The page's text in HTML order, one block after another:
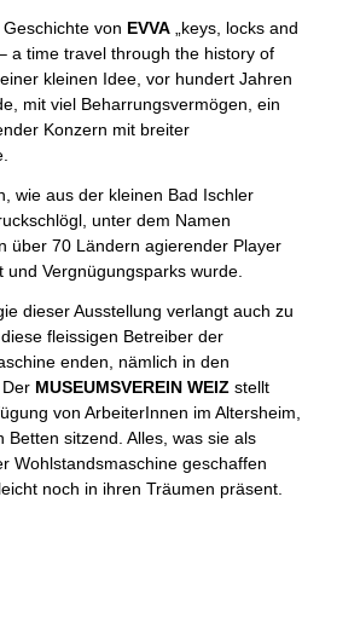
von EVVA„keys, locks and
a time travel through the history of
kleinen Idee, vor hundert Jahren
mit viel Beharrungsvermögen, ein
Konzern mit breiter
wie aus der kleinen Bad Ischler
unter dem Namen
über 70 Ländern agierender Player
und Vergnügungsparks wurde.
dieser Ausstellung verlangt auch zu
fleissigen Betreiber der
enden, nämlich in den
MUSEUMSVEREIN WEIZstellt
von ArbeiterInnen im Altersheim,
Betten sitzend. Alles, was sie als
Wohlstandsmaschine geschaffen
noch in ihren Träumen präsent.